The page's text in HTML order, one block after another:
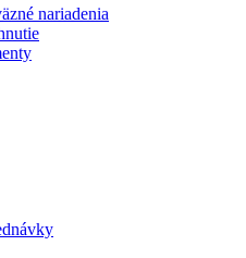
nariadenia